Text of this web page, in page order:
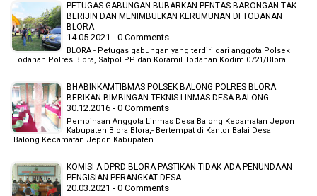
PETUGAS GABUNGAN BUBARKAN PENTAS BARONGAN TAK
BERIJIN DAN MENIMBULKAN KERUMUNAN DI TODANAN
BLORA
14.05.2021 - 0 Comments
BLORA - Petugas gabungan yang terdiri dari anggota Polsek
Todanan Polres Blora, Satpol PP dan Koramil Todanan Kodim 0721/Blora…
BHABINKAMTIBMAS POLSEK BALONG POLRES BLORA
BERIKAN BIMBINGAN TEKNIS LINMAS DESA BALONG
30.12.2016 - 0 Comments
Pembinaan Anggota Linmas Desa Balong Kecamatan Jepon
Kabupaten Blora Blora,- Bertempat di Kantor Balai Desa
Balong Kecamatan Jepon Kabupaten…
KOMISI A DPRD BLORA PASTIKAN TIDAK ADA PENUNDAAN
PENGISIAN PERANGKAT DESA
20.03.2021 - 0 Comments